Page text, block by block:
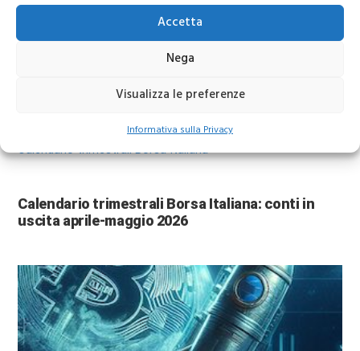
Accetta
Nega
Visualizza le preferenze
Informativa sulla Privacy
Calendario trimestrali Borsa Italiana
Calendario trimestrali Borsa Italiana: conti in
uscita aprile-maggio 2026